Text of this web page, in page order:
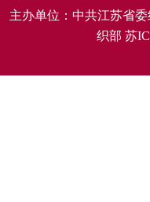
主办单位：中共江苏省
织部 苏